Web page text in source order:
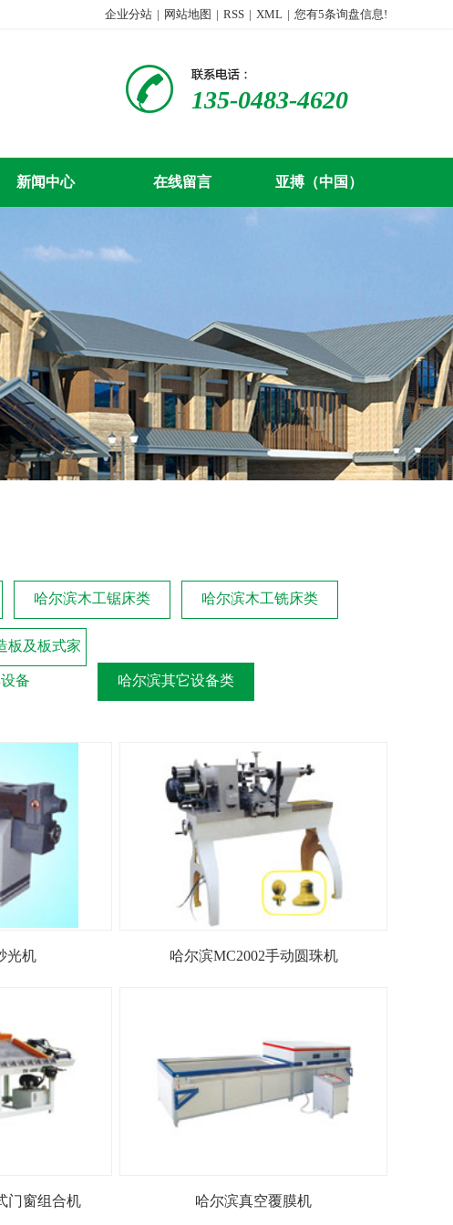
企业分站 | 网站地图 | RSS | XML | 您有5条询盘信息!
135-0483-4620
新闻中心 在线留言 亚搏（中国）
哈尔滨木工锯床类 哈尔滨木工铣床类
板及板式家
备 哈尔滨其它设备类
光机 哈尔滨MC2002手动圆珠机
门窗组合机 哈尔滨真空覆膜机